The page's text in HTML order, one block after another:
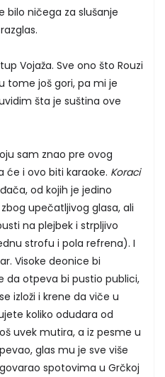
bilo ničega za slušanje
Vojaža. Sve ono što Rouzi
tome još gori, pa mi je
šta je suština ove
sam znao pre ovog
će i ovo biti karaoke. Koraci
od kojih je jedino
upečatljivog glasa, ali
na plejbek i strpljivo
strofu i pola refrena). I
Visoke deonice bi
da otpeva bi pustio publici,
izloži i krene da viče u
koliko odudara od
uvek mutira, a iz pesme u
glas mu je sve više
spotovima u Grčkoj